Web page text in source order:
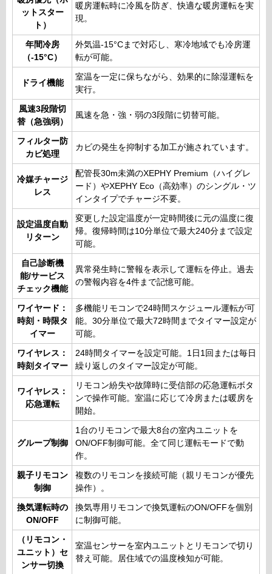
ットスター
ト）
暖房運転時に冷風を防ぎ、快適な暖房運転を実
現。
年間冷房
（-15°C）
外気温-15°Cまで対応し、寒冷地域でも冷房運
転が可能。
ドライ機能
室温を一定に保ちながら、効果的に除湿運転を
実行。
風速3段階切
替（急強弱）
風速を急・強・弱の3段階に切替可能。
フィルター防
カビ処理
カビの発生を抑制する加工が施されています。
冷媒チャージ
レス
配管長30m未満のXEPHY Premium（ハイグレ
ード）やXEPHY Eco（高効率）のシングル・ツ
インタイプでチャージ不要。
設定温度自動
リターン
変更した設定温度が一定時間後に元の温度に復
帰。復帰時間は10分単位で最大240分まで設定
可能。
自己診断機
能/サービス
チェック機能
異常発生時に警報を表示して運転を停止。過去
の警報内容を4件まで記憶可能。
ワイヤード：
時刻・時限タ
イマー
多機能リモコンで24時間スケジュール運転が可
能。30分単位で最大72時間までタイマー設定が
可能。
ワイヤレス：
時刻タイマー
24時間タイマーを設定可能。1日1回または毎日
繰り返しのタイマー設定が可能。
ワイヤレス：
応急運転
リモコン紛失や故障時に受信部の応急運転ボタ
ンで操作可能。室温に応じて冷房または暖房を
開始。
グループ制御
1台のリモコンで最大8台の室内ユニットを
ON/OFF制御可能。全て同じ運転モードで動
作。
親子リモコン
制御
複数のリモコンを接続可能（親リモコンが優先
操作）。
換気運転時の
ON/OFF
換気専用リモコンで換気運転のON/OFFを個別
に制御可能。
（リモコン・
ユニット）セ
ンサー切換
室温センサーを室内ユニットとリモコンで切り
替え可能。居住域での温度検知が可能。